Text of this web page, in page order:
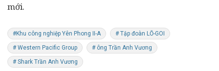
mới.
#Khu công nghiệp Yên Phong II-A # Tập đoàn LŌ-GOI
# Western Pacific Group # ông Trần Anh Vương
# Shark Trần Anh Vương